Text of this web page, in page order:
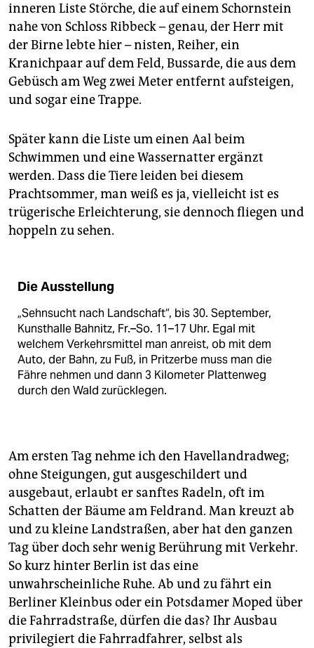
inneren Liste Störche, die auf einem Schornstein
nahe von Schloss Ribbeck – genau, der Herr mit
der Birne lebte hier – nisten, Reiher, ein
Kranichpaar auf dem Feld, Bussarde, die aus dem
Gebüsch am Weg zwei Meter entfernt aufsteigen,
und sogar eine Trappe.
Später kann die Liste um einen Aal beim
Schwimmen und eine Wassernatter ergänzt
werden. Dass die Tiere leiden bei diesem
Prachtsommer, man weiß es ja, vielleicht ist es
trügerische Erleichterung, sie dennoch fliegen und
hoppeln zu sehen.
Die Ausstellung
„Sehnsucht nach Landschaft“, bis 30. September,
Kunsthalle Bahnitz, Fr.–So. 11–17 Uhr. Egal mit
welchem Verkehrsmittel man anreist, ob mit dem
Auto, der Bahn, zu Fuß, in Pritzerbe muss man die
Fähre nehmen und dann 3 Kilometer Plattenweg
durch den Wald zurücklegen.
Am ersten Tag nehme ich den Havellandradweg;
ohne Steigungen, gut ausgeschildert und
ausgebaut, erlaubt er sanftes Radeln, oft im
Schatten der Bäume am Feldrand. Man kreuzt ab
und zu kleine Landstraßen, aber hat den ganzen
Tag über doch sehr wenig Berührung mit Verkehr.
So kurz hinter Berlin ist das eine
unwahrscheinliche Ruhe. Ab und zu fährt ein
Berliner Kleinbus oder ein Potsdamer Moped über
die Fahrradstraße, dürfen die das? Ihr Ausbau
privilegiert die Fahrradfahrer, selbst als